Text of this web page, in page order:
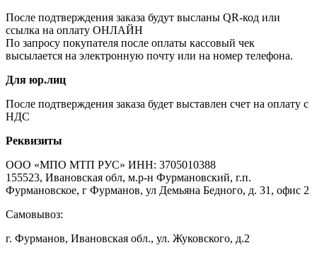
После подтверждения заказа будут высланы QR-код или
ссылка на оплату ОНЛАЙН
По запросу покупателя после оплаты кассовый чек
высылается на электронную почту или на номер телефона.
Для юр.лиц
После подтверждения заказа будет выставлен счет на оплату с
НДС
Реквизиты
ООО «МПО МТП РУС» ИНН: 3705010388
155523, Ивановская обл, м.р-н Фурмановский, г.п.
Фурмановское, г Фурманов, ул Демьяна Бедного, д. 31, офис 2
Самовывоз:
г. Фурманов, Ивановская обл., ул. Жуковского, д.2